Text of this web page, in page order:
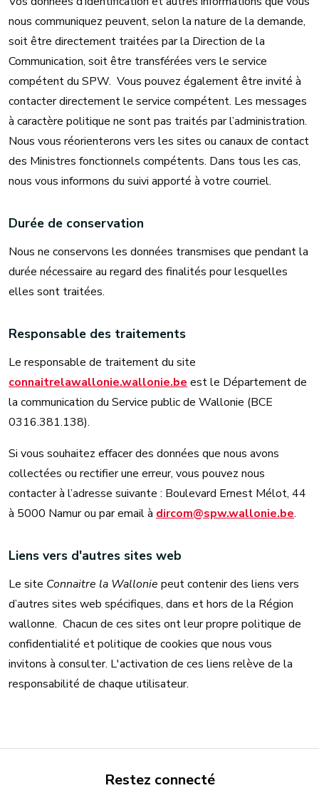
nous communiquez peuvent, selon la nature de la demande,
soit être directement traitées par la Direction de la
Communication, soit être transférées vers le service
compétent du SPW. Vous pouvez également être invité à
contacter directement le service compétent. Les messages
à caractère politique ne sont pas traités par l’administration.
Nous vous réorienterons vers les sites ou canaux de contact
des Ministres fonctionnels compétents. Dans tous les cas,
nous vous informons du suivi apporté à votre courriel.
Durée de conservation
Nous ne conservons les données transmises que pendant la
durée nécessaire au regard des finalités pour lesquelles
elles sont traitées.
Responsable des traitements
Le responsable de traitement du site
connaitrelawallonie.wallonie.be est le Département de
la communication du Service public de Wallonie (BCE
0316.381.138).
Si vous souhaitez effacer des données que nous avons
collectées ou rectifier une erreur, vous pouvez nous
contacter à l’adresse suivante : Boulevard Ernest Mélot, 44
à 5000 Namur ou par email à dircom@spw.wallonie.be.
Liens vers d'autres sites web
Le site Connaitre la Wallonie peut contenir des liens vers
d’autres sites web spécifiques, dans et hors de la Région
wallonne. Chacun de ces sites ont leur propre politique de
confidentialité et politique de cookies que nous vous
invitons à consulter. L'activation de ces liens relève de la
responsabilité de chaque utilisateur.
Restez connecté